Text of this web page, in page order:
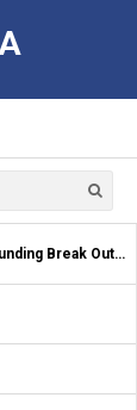
Break Out 20kv